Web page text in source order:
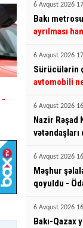
-
6 Avqust 2026
Bakı
ayrılması
6 Avqust 2026
Sürücülərin
avtomobili
6 Avqust 2026
Nazir Rəşad
6 Avqust 2026
Məşhur
qoyuldu -
6 Avqust 2026
Bakı-Qazax